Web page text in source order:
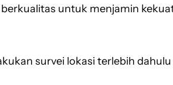
untuk menjamin
survei lokasi terlebih